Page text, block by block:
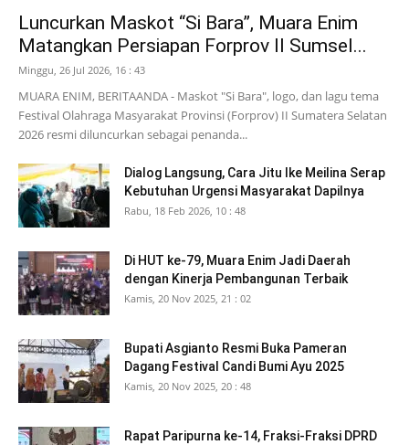
Luncurkan Maskot “Si Bara”, Muara Enim
Matangkan Persiapan Forprov II Sumsel...
Minggu, 26 Jul 2026, 16 : 43
MUARA ENIM, BERITAANDA - Maskot "Si Bara", logo, dan lagu tema
Festival Olahraga Masyarakat Provinsi (Forprov) II Sumatera Selatan
2026 resmi diluncurkan sebagai penanda...
Dialog Langsung, Cara Jitu Ike Meilina Serap
Kebutuhan Urgensi Masyarakat Dapilnya
Rabu, 18 Feb 2026, 10 : 48
Di HUT ke-79, Muara Enim Jadi Daerah
dengan Kinerja Pembangunan Terbaik
Kamis, 20 Nov 2025, 21 : 02
Bupati Asgianto Resmi Buka Pameran
Dagang Festival Candi Bumi Ayu 2025
Kamis, 20 Nov 2025, 20 : 48
Rapat Paripurna ke-14, Fraksi-Fraksi DPRD